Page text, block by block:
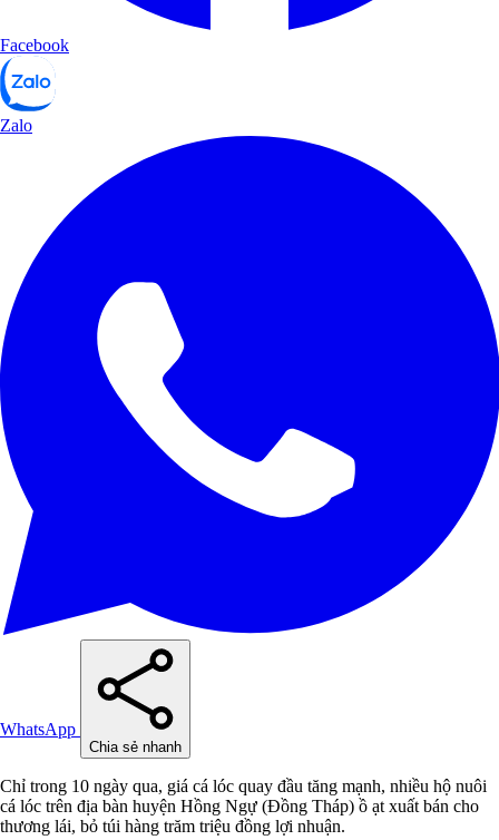
Facebook
Zalo
WhatsApp
Chia sẻ nhanh
Chỉ trong 10 ngày qua, giá cá lóc quay đầu tăng mạnh, nhiều hộ nuôi
cá lóc trên địa bàn huyện Hồng Ngự (Đồng Tháp) ồ ạt xuất bán cho
thương lái, bỏ túi hàng trăm triệu đồng lợi nhuận.